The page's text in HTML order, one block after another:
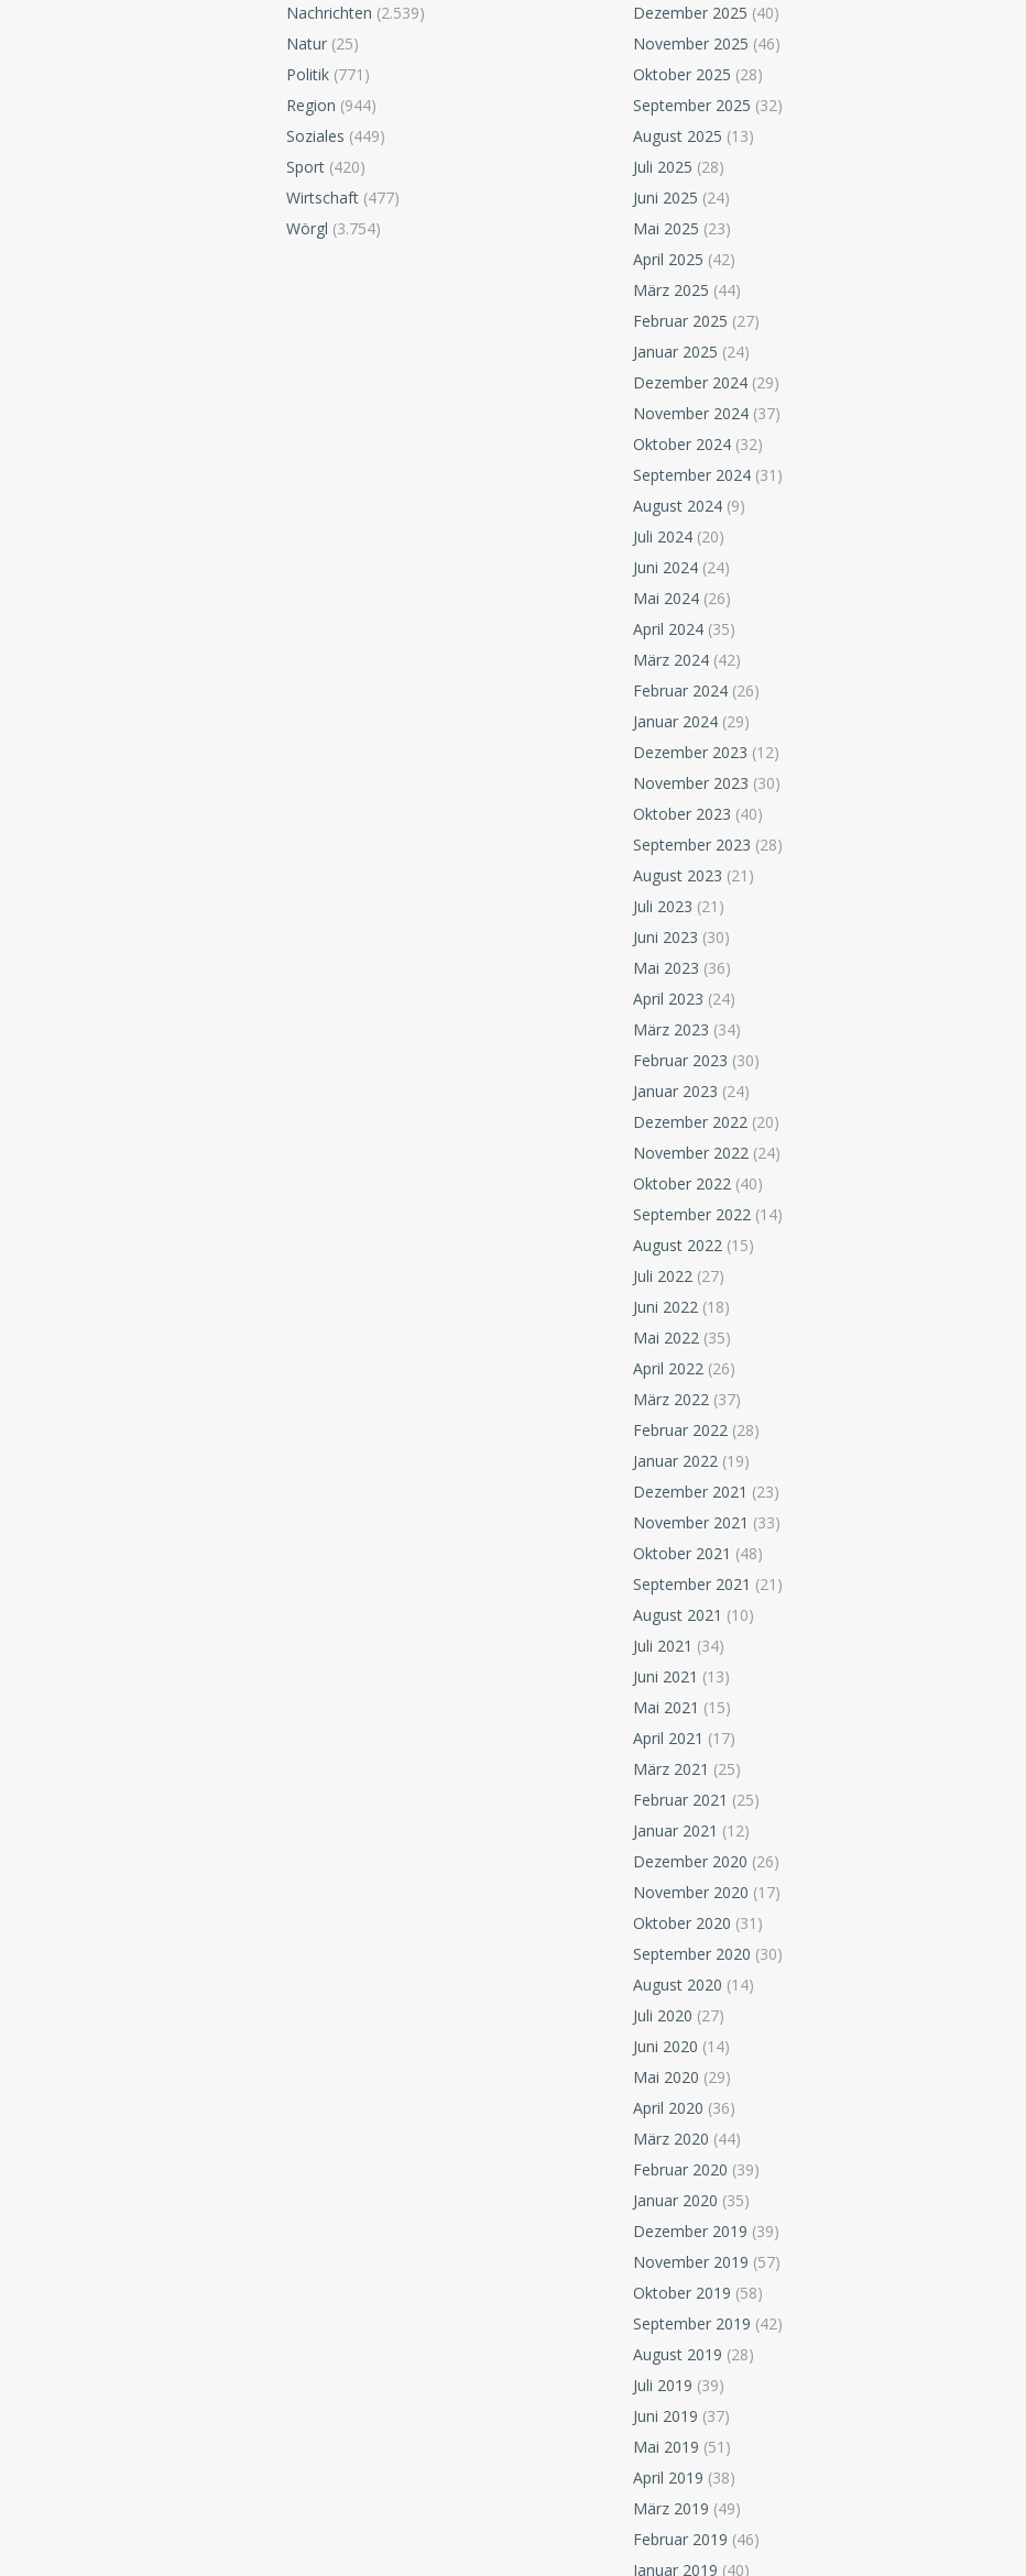
Nachrichten (2.539)
Natur (25)
Politik (771)
Region (944)
Soziales (449)
Sport (420)
Wirtschaft (477)
Wörgl (3.754)
Dezember 2025 (40)
November 2025 (46)
Oktober 2025 (28)
September 2025 (32)
August 2025 (13)
Juli 2025 (28)
Juni 2025 (24)
Mai 2025 (23)
April 2025 (42)
März 2025 (44)
Februar 2025 (27)
Januar 2025 (24)
Dezember 2024 (29)
November 2024 (37)
Oktober 2024 (32)
September 2024 (31)
August 2024 (9)
Juli 2024 (20)
Juni 2024 (24)
Mai 2024 (26)
April 2024 (35)
März 2024 (42)
Februar 2024 (26)
Januar 2024 (29)
Dezember 2023 (12)
November 2023 (30)
Oktober 2023 (40)
September 2023 (28)
August 2023 (21)
Juli 2023 (21)
Juni 2023 (30)
Mai 2023 (36)
April 2023 (24)
März 2023 (34)
Februar 2023 (30)
Januar 2023 (24)
Dezember 2022 (20)
November 2022 (24)
Oktober 2022 (40)
September 2022 (14)
August 2022 (15)
Juli 2022 (27)
Juni 2022 (18)
Mai 2022 (35)
April 2022 (26)
März 2022 (37)
Februar 2022 (28)
Januar 2022 (19)
Dezember 2021 (23)
November 2021 (33)
Oktober 2021 (48)
September 2021 (21)
August 2021 (10)
Juli 2021 (34)
Juni 2021 (13)
Mai 2021 (15)
April 2021 (17)
März 2021 (25)
Februar 2021 (25)
Januar 2021 (12)
Dezember 2020 (26)
November 2020 (17)
Oktober 2020 (31)
September 2020 (30)
August 2020 (14)
Juli 2020 (27)
Juni 2020 (14)
Mai 2020 (29)
April 2020 (36)
März 2020 (44)
Februar 2020 (39)
Januar 2020 (35)
Dezember 2019 (39)
November 2019 (57)
Oktober 2019 (58)
September 2019 (42)
August 2019 (28)
Juli 2019 (39)
Juni 2019 (37)
Mai 2019 (51)
April 2019 (38)
März 2019 (49)
Februar 2019 (46)
Januar 2019 (40)